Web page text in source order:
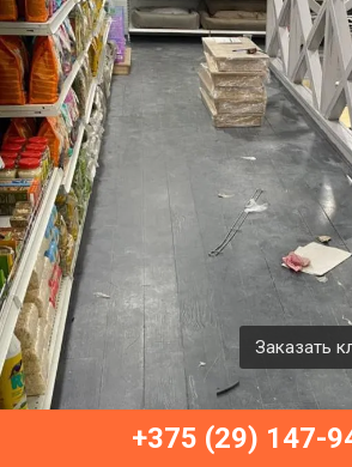
+375 (29) 147-
Заказать